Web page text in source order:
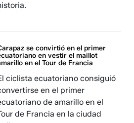
se convirtió en el primer
en vestir el maillot
en el Tour de Francia
ciclista ecuatoriano consiguió
en el primer
de amarillo en el
de Francia en la ciudad